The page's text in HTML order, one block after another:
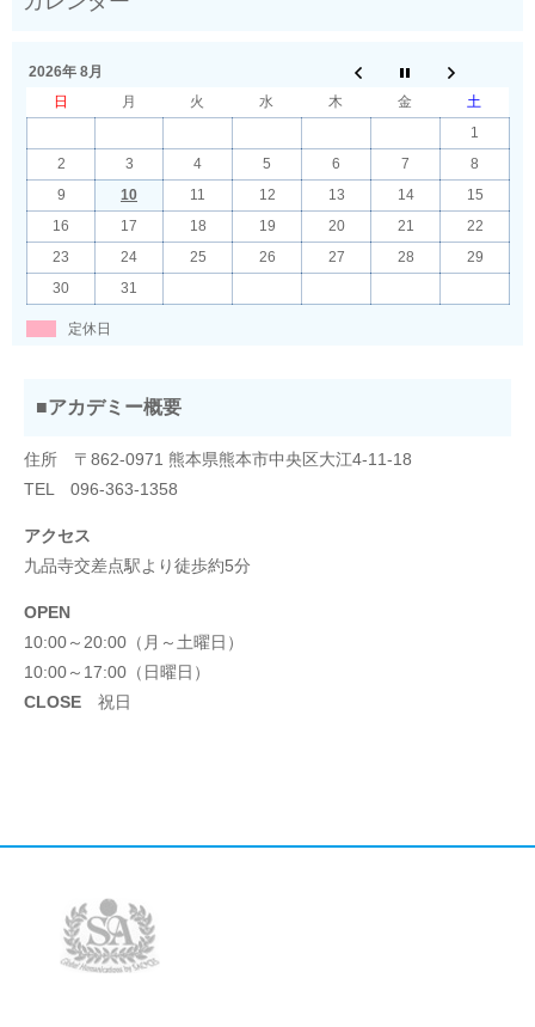
2026年 8月
日
月 火 水 木 金
土
1
2
3 4 5 6 7
8
9
10 11 12 13 14
15
16
17 18 19 20 21
22
23
24 25 26 27 28
29
30
31
定休日
■アカデミー概要
住所 〒862-0971 熊本県熊本市中央区大江4-11-18
TEL 096-363-1358
アクセス
九品寺交差点駅より徒歩約5分
OPEN
10:00～20:00（月～土曜日）
10:00～17:00（日曜日）
CLOSE 祝日